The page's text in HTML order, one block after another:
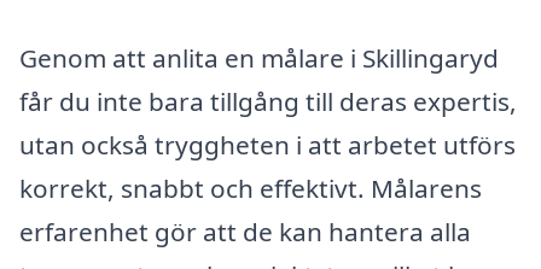
Genom att anlita en målare i Skillingaryd
får du inte bara tillgång till deras expertis,
utan också tryggheten i att arbetet utförs
korrekt, snabbt och effektivt. Målarens
erfarenhet gör att de kan hantera alla